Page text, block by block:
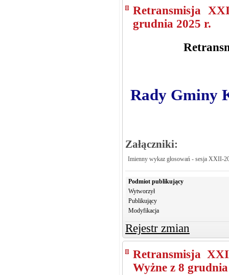
Retransmisja
grudnia 2025 r.
Rady Gminy
Załączniki:
Imienny wykaz głosowań - sesja XXII-
Podmiot publikujący
Wytworzył
Publikujący
Modyfikacja
Rejestr zmian
Retransmisja
Wyżne z 8